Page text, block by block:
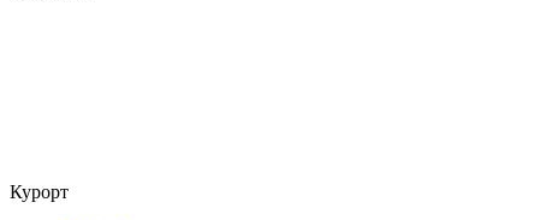
Курорт